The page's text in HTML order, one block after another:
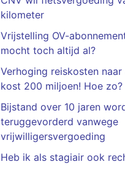
kilometer
Vrijstelling OV-
mocht toch altijd al?
Verhoging reiskosten
kost 200 miljoen! Hoe zo?
Bijstand over 10 jaren
teruggevorderd vanwege
vrijwilligersvergoeding
Heb ik als stagiair ook